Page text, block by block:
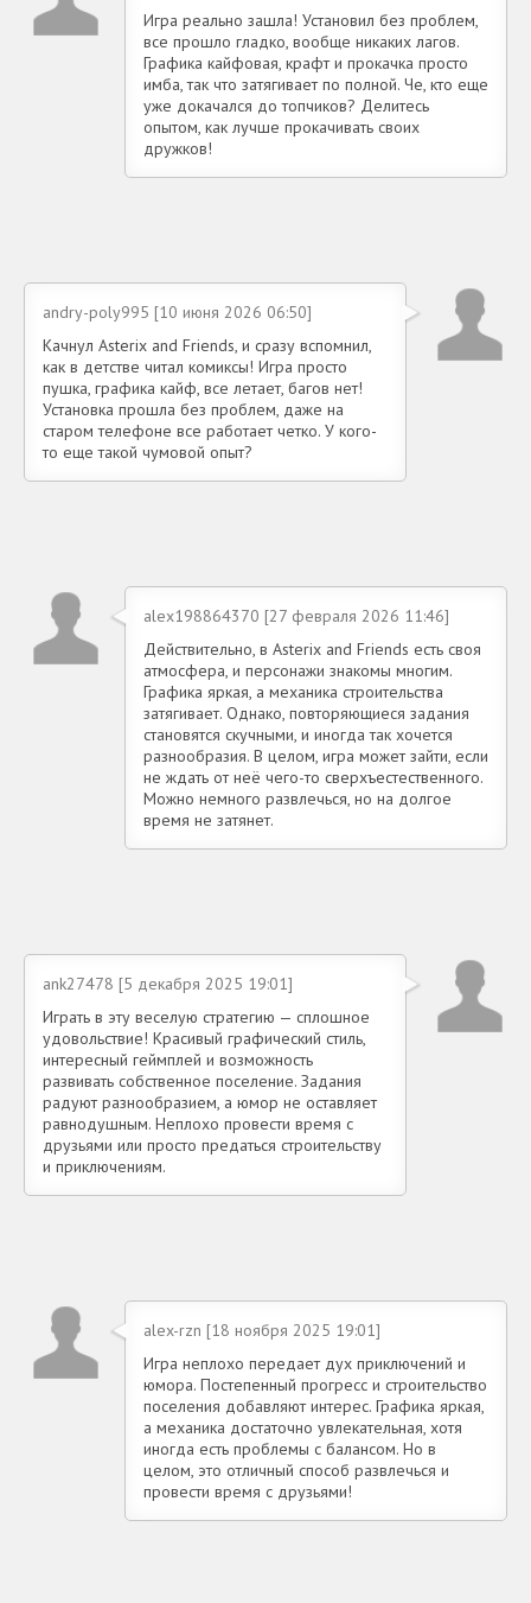
Игра реально зашла! Установил без проблем,
все прошло гладко, вообще никаких лагов.
Графика кайфовая, крафт и прокачка просто
имба, так что затягивает по полной. Че, кто еще
уже докачался до топчиков? Делитесь
опытом, как лучше прокачивать своих
дружков!
andry-poly995 [10 июня 2026 06:50]
Качнул Asterix and Friends, и сразу вспомнил,
как в детстве читал комиксы! Игра просто
пушка, графика кайф, все летает, багов нет!
Установка прошла без проблем, даже на
старом телефоне все работает четко. У кого-
то еще такой чумовой опыт?
alex198864370 [27 февраля 2026 11:46]
Действительно, в Asterix and Friends есть своя
атмосфера, и персонажи знакомы многим.
Графика яркая, а механика строительства
затягивает. Однако, повторяющиеся задания
становятся скучными, и иногда так хочется
разнообразия. В целом, игра может зайти, если
не ждать от неё чего-то сверхъестественного.
Можно немного развлечься, но на долгое
время не затянет.
ank27478 [5 декабря 2025 19:01]
Играть в эту веселую стратегию — сплошное
удовольствие! Красивый графический стиль,
интересный геймплей и возможность
развивать собственное поселение. Задания
радуют разнообразием, а юмор не оставляет
равнодушным. Неплохо провести время с
друзьями или просто предаться строительству
и приключениям.
alex-rzn [18 ноября 2025 19:01]
Игра неплохо передает дух приключений и
юмора. Постепенный прогресс и строительство
поселения добавляют интерес. Графика яркая,
а механика достаточно увлекательная, хотя
иногда есть проблемы с балансом. Но в
целом, это отличный способ развлечься и
провести время с друзьями!